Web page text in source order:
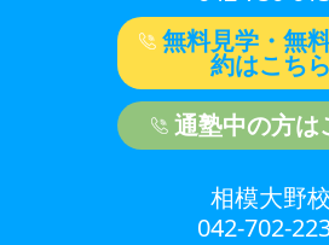
無料見学・無
約はこちら
通塾中の方は
相模大野校
042-702-